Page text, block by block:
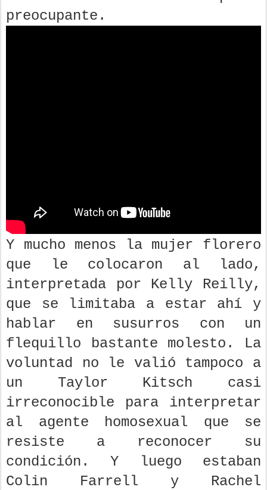
preocupante.
Y mucho menos la mujer florero
que le colocaron al lado,
interpretada por Kelly Reilly,
que se limitaba a estar ahí y
hablar en susurros con un
flequillo bastante molesto. La
voluntad no le valió tampoco a
un Taylor Kitsch casi
irreconocible para interpretar
al agente homosexual que se
resiste a reconocer su
condición. Y luego estaban
Colin Farrell y Rachel